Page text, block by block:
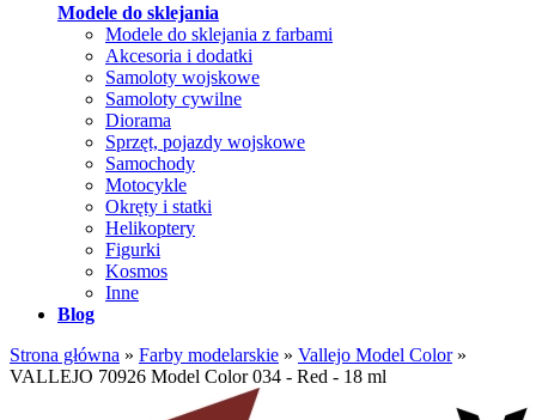
Modele do sklejania
Modele do sklejania z farbami
Akcesoria i dodatki
Samoloty wojskowe
Samoloty cywilne
Diorama
Sprzęt, pojazdy wojskowe
Samochody
Motocykle
Okręty i statki
Helikoptery
Figurki
Kosmos
Inne
Blog
Strona główna » Farby modelarskie » Vallejo Model Color»
VALLEJO 70926 Model Color 034 - Red - 18 ml